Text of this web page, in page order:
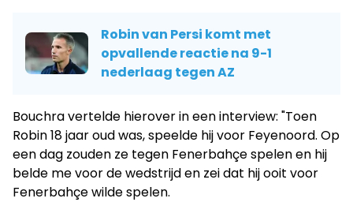
Robin van Persi komt met
opvallende reactie na 9-1
nederlaag tegen AZ
Bouchra vertelde hierover in een interview: "Toen
Robin 18 jaar oud was, speelde hij voor Feyenoord. Op
een dag zouden ze tegen Fenerbahçe spelen en hij
belde me voor de wedstrijd en zei dat hij ooit voor
Fenerbahçe wilde spelen.